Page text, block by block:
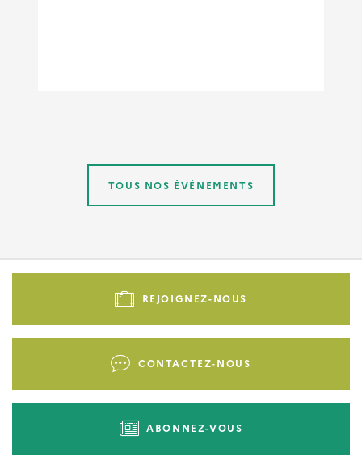
TOUS NOS ÉVÉNEMENTS
Pied
-
REJOIGNEZ-NOUS
CONTACTEZ-NOUS
ABONNEZ-VOUS